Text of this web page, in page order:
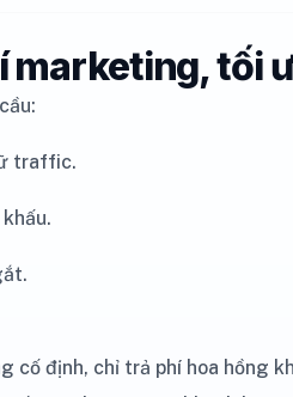
marketing, tối
traffic.
cố định, chỉ trả phí hoa hồng